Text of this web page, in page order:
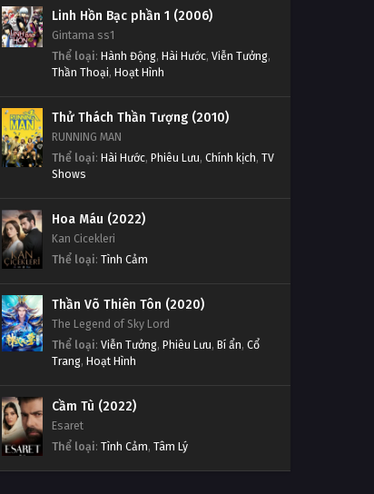
Linh Hồn Bạc phần 1 (2006)
Gintama ss1
Thể loại: Hành Động, Hài Hước, Viễn Tưởng,
Thần Thoại, Hoạt Hình
Thử Thách Thần Tượng (2010)
RUNNING MAN
Thể loại: Hài Hước, Phiêu Lưu, Chính kịch, TV
Shows
Hoa Máu (2022)
Kan Cicekleri
Thể loại: Tình Cảm
Thần Võ Thiên Tôn (2020)
The Legend of Sky Lord
Thể loại: Viễn Tưởng, Phiêu Lưu, Bí ẩn, Cổ
Trang, Hoạt Hình
Cầm Tù (2022)
Esaret
Thể loại: Tình Cảm, Tâm Lý